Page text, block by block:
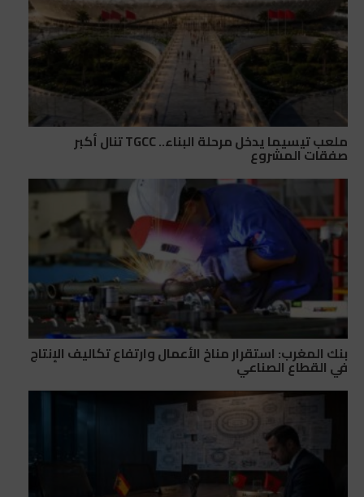
ملعب تيسيما يدخل مرحلة البناء.. TGCC تنال أكبر
صفقات المشروع
بنك المغرب: استقرار مناخ الأعمال وارتفاع تكاليف الإنتاج
في القطاع الصناعي